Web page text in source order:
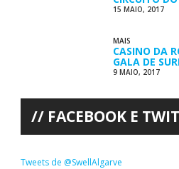
15 MAIO, 2017
MAIS
CASINO DA
GALA DE
9 MAIO, 2017
FACEBOOK E
Tweets de @SwellAlgarve